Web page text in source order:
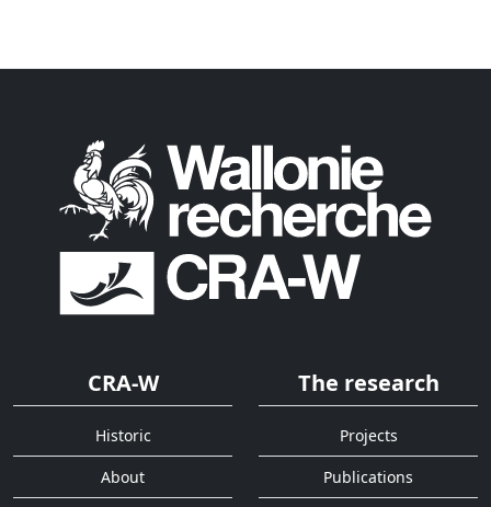
CRA-W
Historic
About
The research
Projects
Publications